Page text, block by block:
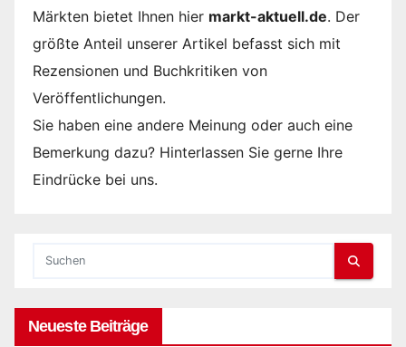
Märkten bietet Ihnen hier markt-aktuell.de. Der
größte Anteil unserer Artikel befasst sich mit
Rezensionen und Buchkritiken von
Veröffentlichungen.
Sie haben eine andere Meinung oder auch eine
Bemerkung dazu? Hinterlassen Sie gerne Ihre
Eindrücke bei uns.
Neueste Beiträge